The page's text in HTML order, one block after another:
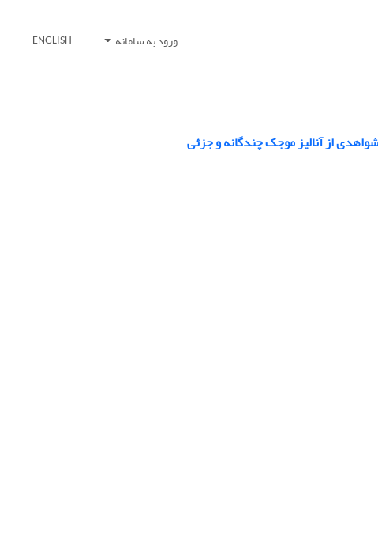
ورود به سامانه ENGLISH
از آنالیز موجک چندگانه و جزئی